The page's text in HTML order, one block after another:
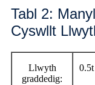
Tabl 2:
Cyswllt
Llwyth
graddedig: